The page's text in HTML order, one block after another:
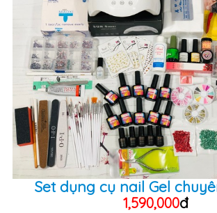
Set dụng cụ nail Gel
1,590,000đ